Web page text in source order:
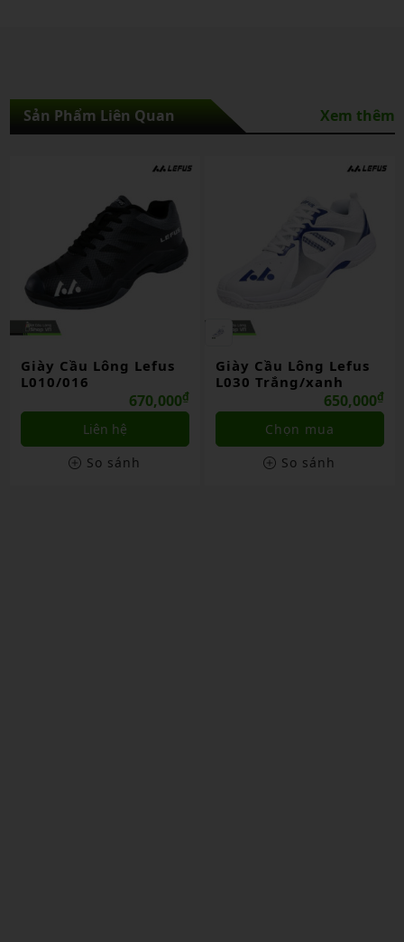
Sản Phẩm Liên Quan Xem thêm
Cầu Lông Lefus
016
670,000₫
Liên hệ
So sánh
Giày Cầu Lông Lefus
L030 Trắng/xanh
650,000₫
Chọn mua
So sánh